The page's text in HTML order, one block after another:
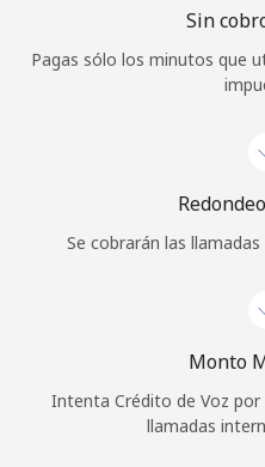
Sin
Pagas sólo los minutos que
Se cobrarán las
Monto
Intenta Crédito de Voz
llamadas